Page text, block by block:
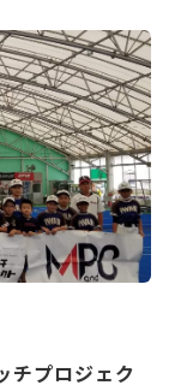
プロジェク